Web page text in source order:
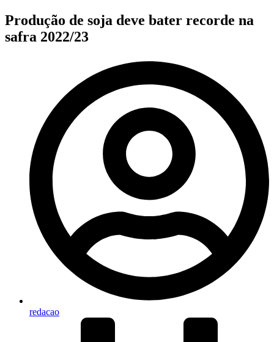
Produção de soja deve bater recorde na
safra 2022/23
redacao